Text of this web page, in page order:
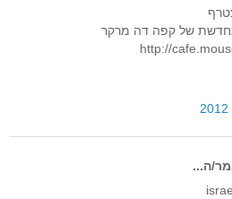
של קפה דה מרקר
http://
ה...